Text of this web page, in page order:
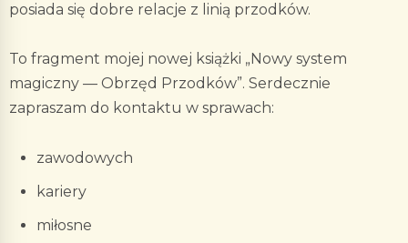
posiada się dobre relacje z linią przodków.
To fragment mojej nowej książki „Nowy system
magiczny — Obrzęd Przodków”. Serdecznie
zapraszam do kontaktu w sprawach:
zawodowych
kariery
miłosne